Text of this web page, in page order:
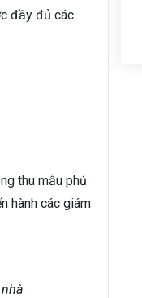
đầy đủ các
thu mẫu phủ
hành các giám